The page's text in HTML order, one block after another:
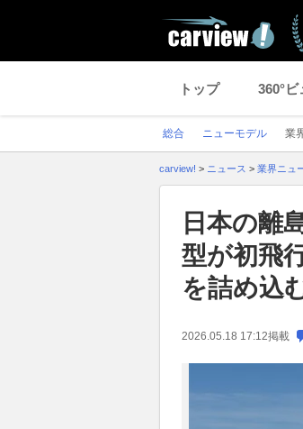
トップ 360°ビ
総合 ニューモデル 業
carview! > ニュース > 業界ニュ
日本の離
型が初飛
を詰め込
2026.05.18 17:12掲載